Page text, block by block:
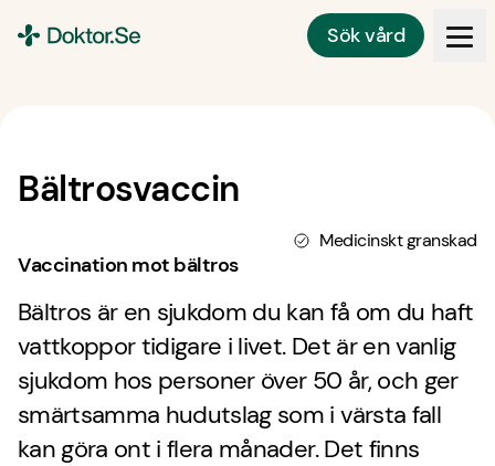
Sök vård
Bältrosvaccin
Medicinskt granskad
Vaccination mot bältros
Bältros är en sjukdom du kan få om du haft
vattkoppor tidigare i livet. Det är en vanlig
sjukdom hos personer över 50 år, och ger
smärtsamma hudutslag som i värsta fall
kan göra ont i flera månader. Det finns